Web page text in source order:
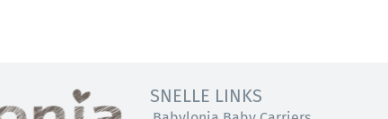
SNELLE LINKS